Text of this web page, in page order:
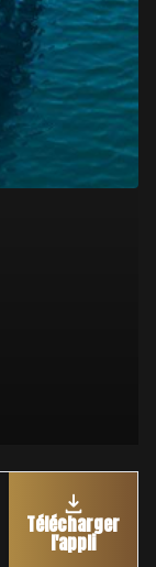
Télécharger
l'appli